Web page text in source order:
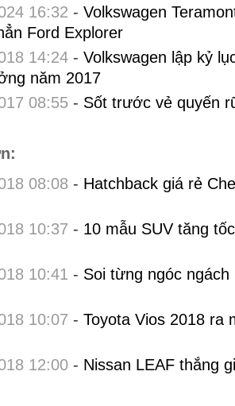
16:32 - Volkswagen
Ford Explorer
14:24- Volkswagen lập kỷ
năm 2017
08:55- Sốt trước vẻ quyến
08:08 - Hatchback giá rẻ
10:37 - 10 mẫu SUV tăng
10:41 - Soi từng ngóc ngách
10:07 - Toyota Vios 2018 ra
12:00- Nissan LEAF thắng